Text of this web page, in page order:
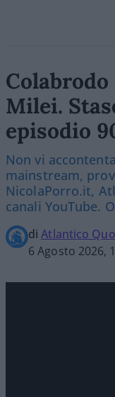
Milei.
episodio
Non vi
mainstream,
NicolaPorro.it,
canali YouTube.
diAtlantico
6 Agosto 2026,